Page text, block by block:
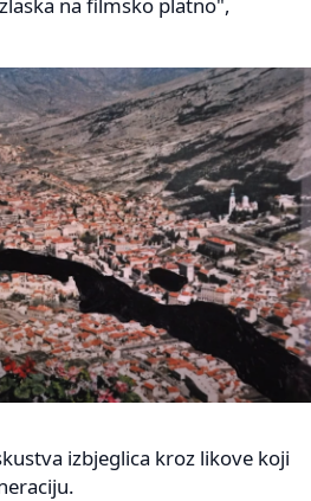
izbjeglica kroz likove koji